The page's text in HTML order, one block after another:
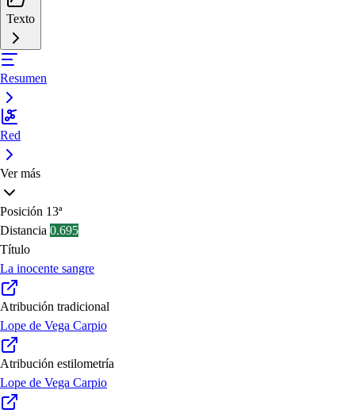
Texto
Resumen
Red
Ver más
Posición 13ª
Distancia 0.695
Título
La inocente sangre
Atribución tradicional
Lope de Vega Carpio
Atribución estilometría
Lope de Vega Carpio